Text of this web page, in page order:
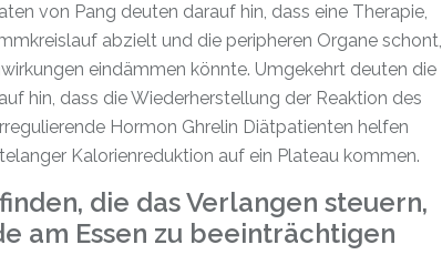
von Pang deuten darauf hin, dass eine Therapie,
abzielt und die peripheren Organe schont,
eindämmen könnte. Umgekehrt deuten die
hin, dass die Wiederherstellung der Reaktion des
Hormon Ghrelin Diätpatienten helfen
Kalorienreduktion auf ein Plateau kommen.
die das Verlangen steuern,
am Essen zu beeinträchtigen